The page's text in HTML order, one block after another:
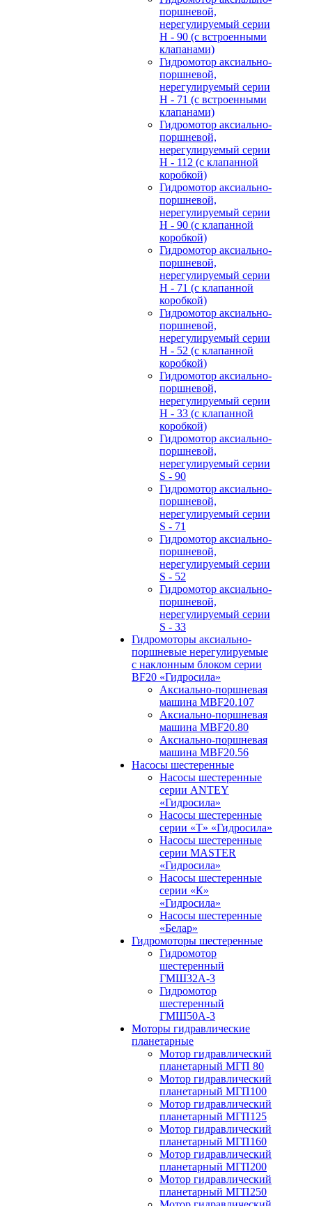
поршневой,
нерегулируемый cерии
H - 90 (с встроенными
клапанами)
Гидромотор аксиально-
поршневой,
нерегулируемый cерии
H - 71 (с встроенными
клапанами)
Гидромотор аксиально-
поршневой,
нерегулируемый cерии
H - 112 (с клапанной
коробкой)
Гидромотор аксиально-
поршневой,
нерегулируемый cерии
H - 90 (с клапанной
коробкой)
Гидромотор аксиально-
поршневой,
нерегулируемый cерии
H - 71 (с клапанной
коробкой)
Гидромотор аксиально-
поршневой,
нерегулируемый cерии
H - 52 (с клапанной
коробкой)
Гидромотор аксиально-
поршневой,
нерегулируемый cерии
H - 33 (с клапанной
коробкой)
Гидромотор аксиально-
поршневой,
нерегулируемый cерии
S - 90
Гидромотор аксиально-
поршневой,
нерегулируемый cерии
S - 71
Гидромотор аксиально-
поршневой,
нерегулируемый cерии
S - 52
Гидромотор аксиально-
поршневой,
нерегулируемый cерии
S - 33
Гидромоторы аксиально-
поршневые нерегулируемые
с наклонным блоком серии
BF20 «Гидросила»
Аксиально-поршневая
машина MBF20.107
Аксиально-поршневая
машина MBF20.80
Аксиально-поршневая
машина MBF20.56
Насосы шестеренные
Насосы шестеренные
серии ANTEY
«Гидросила»
Насосы шестеренные
серии «Т» «Гидросила»
Насосы шестеренные
серии MASTER
«Гидросила»
Насосы шестеренные
серии «К»
«Гидросила»
Насосы шестеренные
«Белар»
Гидромоторы шестеренные
Гидромотор
шестеренный
ГМШ32A-3
Гидромотор
шестеренный
ГМШ50А-3
Моторы гидравлические
планетарные
Мотор гидравлический
планетарный МГП 80
Мотор гидравлический
планетарный МГП100
Мотор гидравлический
планетарный МГП125
Мотор гидравлический
планетарный МГП160
Мотор гидравлический
планетарный МГП200
Мотор гидравлический
планетарный МГП250